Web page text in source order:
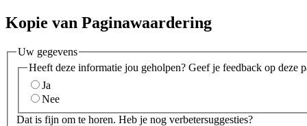
Kopie van Paginawaardering
Uw gegevens
Heeft deze informatie jou geholpen? Geef je feedback op deze
Ja
Nee
Dat is fijn om te horen. Heb je nog verbetersuggesties?